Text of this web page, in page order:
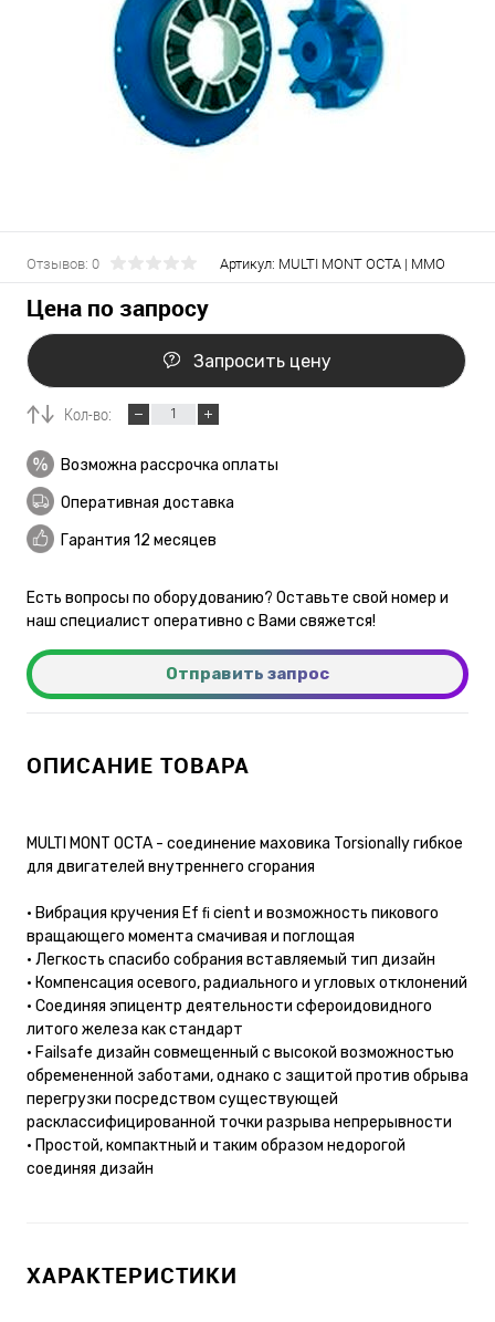
Отзывов: 0 Артикул: MULTI MONT OCTA | MMO
Цена по запросу
Запросить цену
Кол-во:
Возможна рассрочка оплаты
Оперативная доставка
Гарантия 12 месяцев
Есть вопросы по оборудованию? Оставьте свой номер и
наш специалист оперативно с Вами свяжется!
Отправить запрос
ОПИСАНИЕ ТОВАРА
MULTI MONT OCTA - соединение маховика Torsionally гибкое
для двигателей внутреннего сгорания
• Вибрация кручения Ef ﬁ cient и возможность пикового
вращающего момента смачивая и поглощая
• Легкость спасибо собрания вставляемый тип дизайн
• Компенсация осевого, радиального и угловых отклонений
• Соединяя эпицентр деятельности сфероидовидного
литого железа как стандарт
• Failsafe дизайн совмещенный с высокой возможностью
обремененной заботами, однако с защитой против обрыва
перегрузки посредством существующей
расклассифицированной точки разрыва непрерывности
• Простой, компактный и таким образом недорогой
соединяя дизайн
ХАРАКТЕРИСТИКИ